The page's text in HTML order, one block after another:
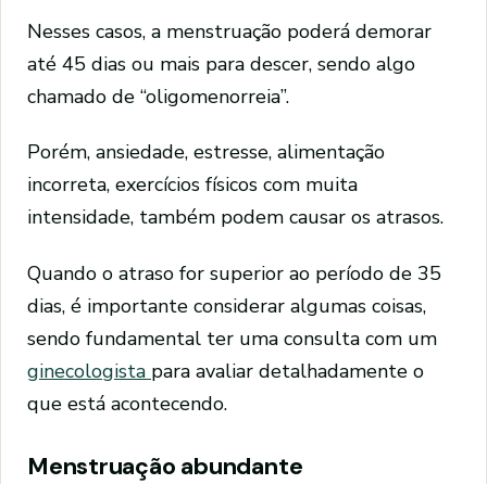
Nesses casos, a menstruação poderá demorar
até 45 dias ou mais para descer, sendo algo
chamado de “oligomenorreia”.
Porém, ansiedade, estresse, alimentação
incorreta, exercícios físicos com muita
intensidade, também podem causar os atrasos.
Quando o atraso for superior ao período de 35
dias, é importante considerar algumas coisas,
sendo fundamental ter uma consulta com um
ginecologista para avaliar detalhadamente o
que está acontecendo.
Menstruação abundante